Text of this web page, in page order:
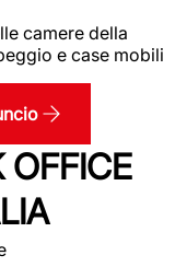
camere della
e case mobili
OFFICE